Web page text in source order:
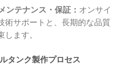
ンテナンス・保証： オンサイ
術サポートと、長期的な品質
します。
タンク製作プロセス